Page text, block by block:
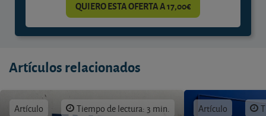
QUIERO ESTA OFERTA A 17,00€
Artículos relacionados
Artículo Tiempo de lectura: 3 min. Artículo